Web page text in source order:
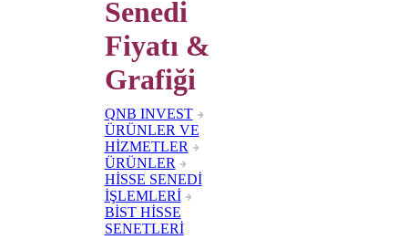
Senedi
Fiyatı &
Grafiği
QNB INVEST
ÜRÜNLER VE
HİZMETLER
ÜRÜNLER
HİSSE SENEDİ
İŞLEMLERİ
BİST HİSSE
SENETLERİ